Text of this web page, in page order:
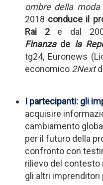
ombre della moda
2018 conduce il
Rai 2e dal
Finanzade la
tg24, Euronews
economico 2Next
I partecipanti: gli
acquisire
cambiamento
per il futuro della
confronto con
rilievo del contesto
gli altri imprenditori